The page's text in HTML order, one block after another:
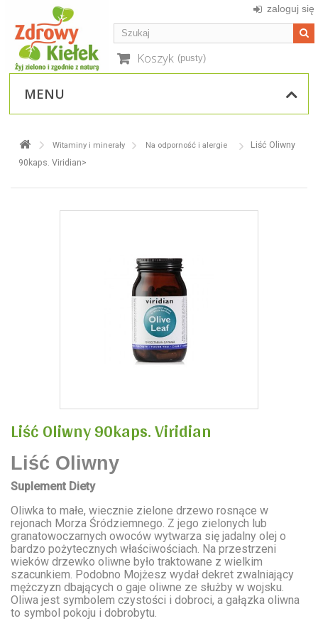
zaloguj się
Koszyk (pusty)
MENU
Witaminy i minerały Na odporność i alergie
Liść Oliwny
90kaps. Viridian>
Liść Oliwny 90kaps. Viridian
Liść Oliwny
Suplement Diety
Oliwka to małe, wiecznie zielone drzewo rosnące w
rejonach Morza Śródziemnego. Z jego zielonych lub
granatowoczarnych owoców wytwarza się jadalny olej o
bardzo pożytecznych właściwościach. Na przestrzeni
wieków drzewko oliwne było traktowane z wielkim
szacunkiem. Podobno Mojżesz wydał dekret zwalniający
mężczyzn dbających o gaje oliwne ze służby w wojsku.
Oliwa jest symbolem czystości i dobroci, a gałązka oliwna
to symbol pokoju i dobrobytu.